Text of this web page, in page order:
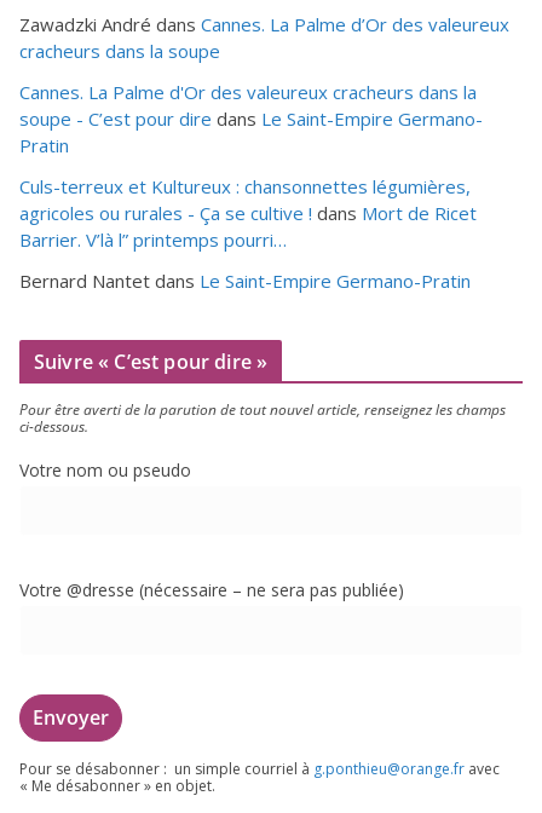
Zawadzki André dans Cannes. La Palme d’Or des valeureux
cracheurs dans la soupe
Cannes. La Palme d'Or des valeureux cracheurs dans la
soupe - C’est pour dire dans Le Saint-Empire Germano-
Pratin
Culs-terreux et Kultureux : chansonnettes légumières,
agricoles ou rurales - Ça se cultive ! dans Mort de Ricet
Barrier. V’là l” printemps pourri…
Bernard Nantet dans Le Saint-Empire Germano-Pratin
Suivre « C’est pour dire »
Pour être aver­ti de la paru­tion de tout nou­vel article, ren­sei­gnez les champs
ci-dessous.
Votre nom ou pseudo
Votre @dresse (néces­saire – ne sera pas publiée)
Pour se désa­bon­ner : un simple cour­riel à g.​ponthieu@​orange.​fr avec
« Me désa­bon­ner » en objet.